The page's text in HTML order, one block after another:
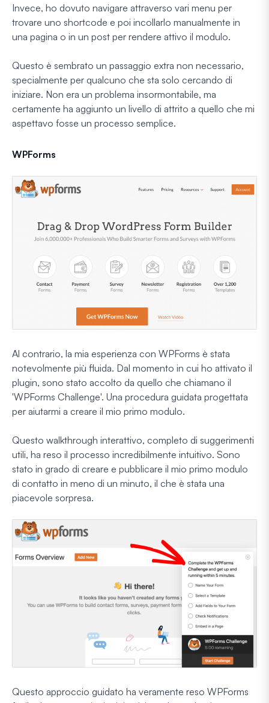
Invece, ho dovuto navigare attraverso vari menu per
trovare uno shortcode e poi incollarlo manualmente in
una pagina o in un post per rendere attivo il modulo.
Questo è sembrato un passaggio extra non necessario,
specialmente per qualcuno che sta solo cercando di
iniziare. Non era un problema insormontabile, ma
certamente ha aggiunto un livello di attrito a quello che mi
aspettavo fosse un processo semplice.
WPForms
Al contrario, la mia esperienza con WPForms è stata
notevolmente più fluida. Dal momento in cui ho attivato il
plugin, sono stato accolto da quello che chiamano il
'WPForms Challenge'. Una procedura guidata progettata
per aiutarmi a creare il mio primo modulo.
Questo walkthrough interattivo, completo di suggerimenti
utili, ha reso il processo incredibilmente intuitivo. Sono
stato in grado di creare e pubblicare il mio primo modulo
di contatto in meno di un minuto, il che è stata una
piacevole sorpresa.
Questo approccio guidato ha veramente reso WPForms